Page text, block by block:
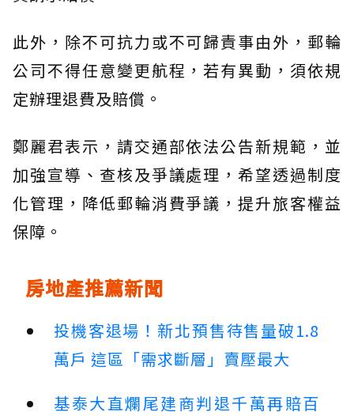
此外，除不可抗力或不可歸責事由外，郵輪
公司不得任意變更航程，若有異動，須依規
定辦理退費及賠償。
鄭麗君表示，請交通部依法公告新規範，並
加強宣導、查核及爭議處理，希望透過制度
化管理，降低郵輪消費爭議，提升旅客權益
保障。
房地產推薦新聞
投機客退場！新北預售待售量破1.8
萬戶 這區「需求斷層」賣壓最大
基泰大直爛尾建商判退千萬再賠百